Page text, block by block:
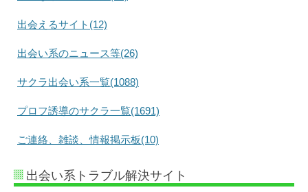
出会えるサイト(12)
出会い系のニュース等(26)
サクラ出会い系一覧(1088)
プロフ誘導のサクラ一覧(1691)
ご連絡、雑談、情報掲示板(10)
出会い系トラブル解決サイト